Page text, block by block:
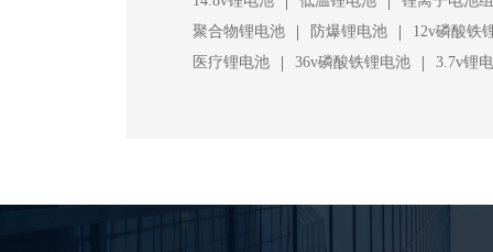
聚合物锂电池
| 防爆锂电池 |
12v磷酸铁
医疗锂电池
| 36v磷酸铁锂电池 | 3.7v锂